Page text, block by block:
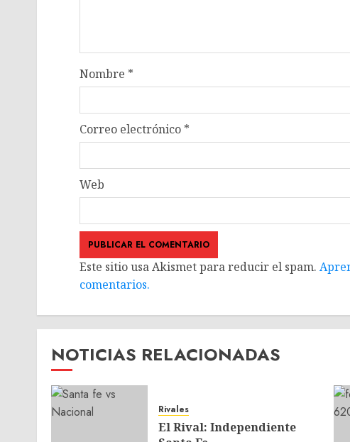
Nombre *
Correo electrónico *
Web
Este sitio usa Akismet para reducir el spam.
comentarios.
NOTICIAS RELACIONADAS
Rivales
El Rival: Independiente